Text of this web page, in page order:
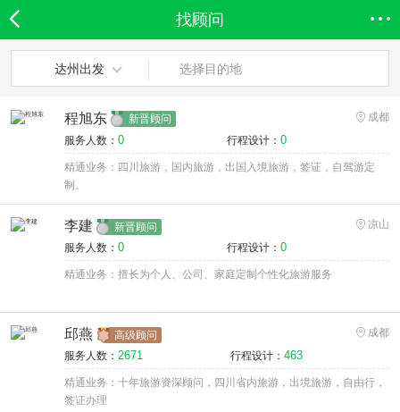
找顾问
达州出发 选择目的地
程旭东 新晋顾问
成都
服务人数： 0 行程设计： 0
精通业务：四川旅游，国内旅游，出国入境旅游，签证，自驾游定
制。
李建 新晋顾问
凉山
服务人数： 0 行程设计： 0
精通业务：擅长为个人、公司、家庭定制个性化旅游服务
邱燕 高级顾问
成都
服务人数： 2671 行程设计： 463
精通业务：十年旅游资深顾问，四川省内旅游，出境旅游，自由行，
签证办理
登录欣欣